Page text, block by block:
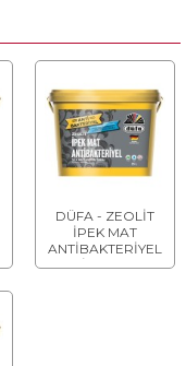
DÜFA - ZEOLİT
İPEK MAT
ANTİBAKTERİYEL
- İç Cephe